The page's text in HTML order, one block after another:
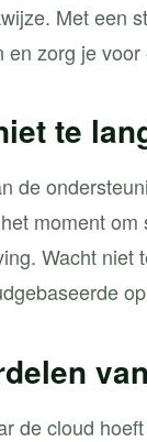
Met een
en zorg je
te
de
moment
Wacht niet
de cloud